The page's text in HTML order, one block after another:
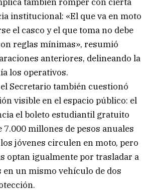
institucional: «El que va en moto
el casco y el que toma no debe
reglas mínimas», resumió
anteriores, delineando la
los operativos.
Secretario también cuestionó
visible en el espacio público: el
el boleto estudiantil gratuito
7.000 millones de pesos anuales
jóvenes circulen en moto, pero
optan igualmente por trasladar a
un mismo vehículo de dos